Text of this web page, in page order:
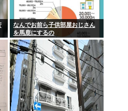
なんでお前ら子供部屋おじさん
を馬鹿にするの